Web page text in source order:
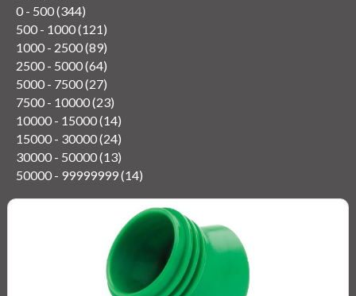
0 - 500 (344)
500 - 1000 (121)
1000 - 2500 (89)
2500 - 5000 (64)
5000 - 7500 (27)
7500 - 10000 (23)
10000 - 15000 (14)
15000 - 30000 (24)
30000 - 50000 (13)
50000 - 99999999 (14)